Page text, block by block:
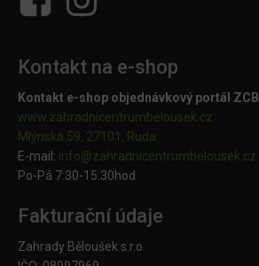
Kontakt na e-shop
Kontakt e-shop objednávkový portál ZCB
www.zahradnicentrumbelousek.cz
Mlýnská 59, 27101, Ruda
E-mail: info@zahradnicentrumbelousek.cz
Po-Pá 7:30-15:30hod
Fakturační údaje
Zahrady Běloušek s.r.o.